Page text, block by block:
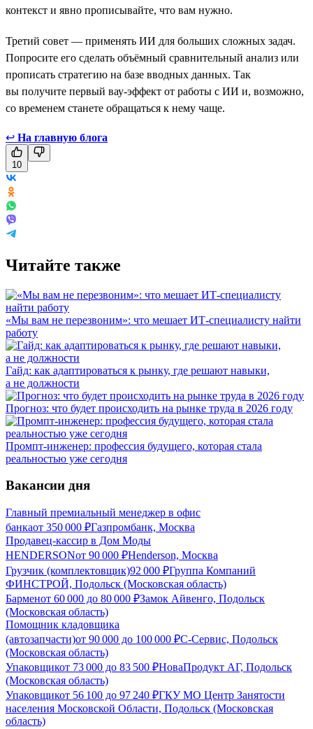
контекст и явно прописывайте, что вам нужно.
Третий совет — применять ИИ для больших сложных задач.
Попросите его сделать объёмный сравнительный анализ или
прописать стратегию на базе вводных данных. Так
вы получите первый вау-эффект от работы с ИИ и, возможно,
со временем станете обращаться к нему чаще.
↩ На главную блога
10
Читайте также
«Мы вам не перезвоним»: что мешает ИТ-специалисту найти
работу
Гайд: как адаптироваться к рынку, где решают навыки,
а не должности
Прогноз: что будет происходить на рынке труда в 2026 году
Промпт-инженер: профессия будущего, которая стала
реальностью уже сегодня
Вакансии дня
Главный премиальный менеджер в офис
банкаот 350 000 ₽Газпромбанк, Москва
Продавец-кассир в Дом Моды
HENDERSONот 90 000 ₽Henderson, Москва
Грузчик (комплектовщик)92 000 ₽Группа Компаний
ФИНСТРОЙ, Подольск (Московская область)
Барменот 60 000 до 80 000 ₽Замок Айвенго, Подольск
(Московская область)
Помощник кладовщика
(автозапчасти)от 90 000 до 100 000 ₽С-Сервис, Подольск
(Московская область)
Упаковщикот 73 000 до 83 500 ₽НоваПродукт АГ, Подольск
(Московская область)
Упаковщикот 56 100 до 97 240 ₽ГКУ МО Центр Занятости
населения Московской Области, Подольск (Московская
область)